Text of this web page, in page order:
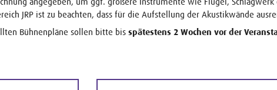
JRP ist zu beachten, dass für die Aufstellung der Akustikwände
Bühnenpläne sollen bitte bis spätestens 2 Wochen vor der